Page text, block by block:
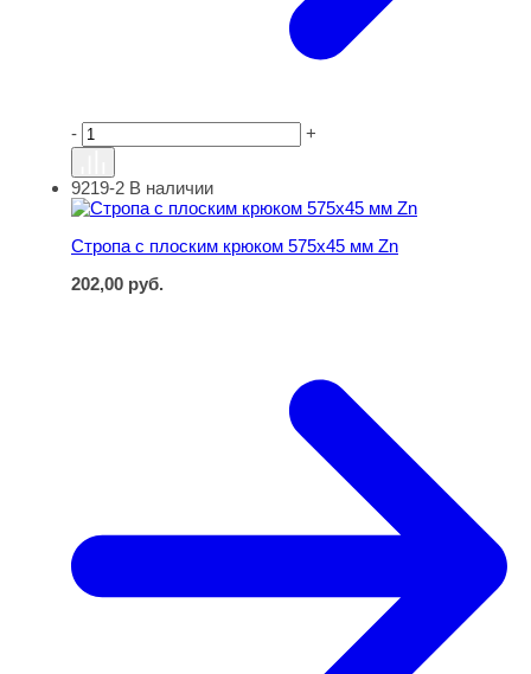
- +
Стропа с плоским крюком 575х45 мм Zn
9219-2 В наличии
Стропа с плоским крюком 575х45 мм Zn
202,00 руб.